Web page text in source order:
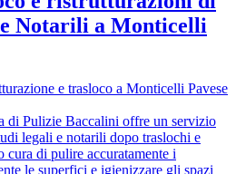
Notarili a Monticelli
e trasloco a Monticelli Pavese
di Pulizie Baccalini offre un servizio
legali e notarili dopo traslochi e
di pulire accuratamente i
le superfici e igienizzare gli spazi